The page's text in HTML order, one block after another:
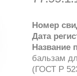
Номер
Дата
Название
бальзам
(ГОСТ Р